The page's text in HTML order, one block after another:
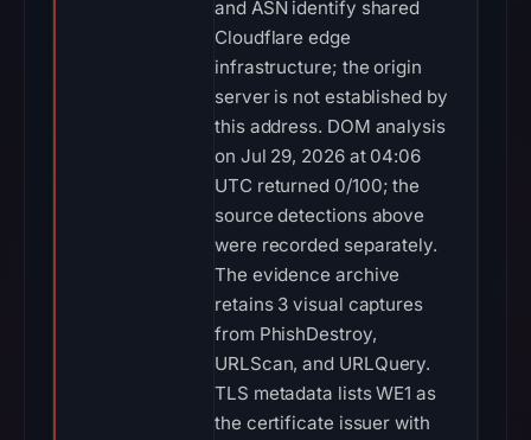
and ASN identify shared
Cloudflare edge
infrastructure; the origin
server is not established by
this address. DOM analysis
on Jul 29, 2026 at 04:06
UTC returned 0/100; the
source detections above
were recorded separately.
The evidence archive
retains 3 visual captures
from PhishDestroy,
URLScan, and URLQuery.
TLS metadata lists WE1 as
the certificate issuer with